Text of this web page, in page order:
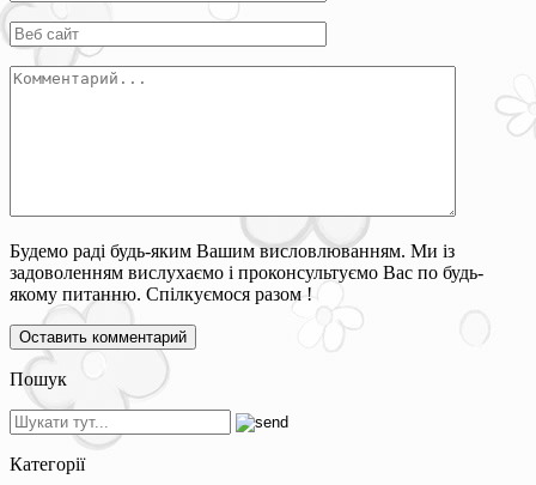
Будемо раді будь-яким Вашим висловлюванням. Ми із
задоволенням вислухаємо і проконсультуємо Вас по будь-
якому питанню. Спілкуємося разом !
Пошук
Категорії